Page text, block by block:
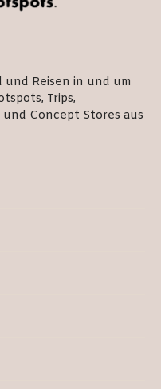
Reisen in und um
Trips,
Concept Stores aus